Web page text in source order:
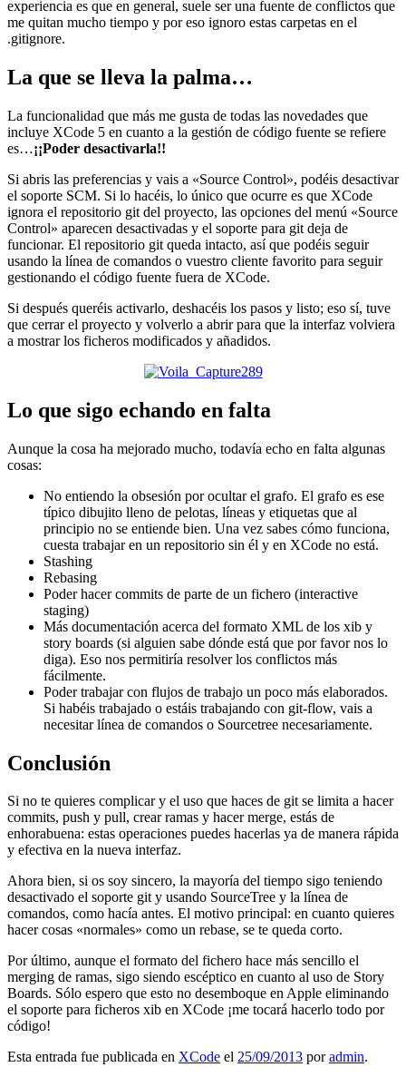
experiencia es que en general, suele ser una fuente de conflictos que
me quitan mucho tiempo y por eso ignoro estas carpetas en el
.gitignore.
La que se lleva la palma…
La funcionalidad que más me gusta de todas las novedades que
incluye XCode 5 en cuanto a la gestión de código fuente se refiere
es…¡¡Poder desactivarla!!
Si abris las preferencias y vais a «Source Control», podéis desactivar
el soporte SCM. Si lo hacéis, lo único que ocurre es que XCode
ignora el repositorio git del proyecto, las opciones del menú «Source
Control» aparecen desactivadas y el soporte para git deja de
funcionar. El repositorio git queda intacto, así que podéis seguir
usando la línea de comandos o vuestro cliente favorito para seguir
gestionando el código fuente fuera de XCode.
Si después queréis activarlo, deshacéis los pasos y listo; eso sí, tuve
que cerrar el proyecto y volverlo a abrir para que la interfaz volviera
a mostrar los ficheros modificados y añadidos.
Lo que sigo echando en falta
Aunque la cosa ha mejorado mucho, todavía echo en falta algunas
cosas:
No entiendo la obsesión por ocultar el grafo. El grafo es ese
típico dibujito lleno de pelotas, líneas y etiquetas que al
principio no se entiende bien. Una vez sabes cómo funciona,
cuesta trabajar en un repositorio sin él y en XCode no está.
Stashing
Rebasing
Poder hacer commits de parte de un fichero (interactive
staging)
Más documentación acerca del formato XML de los xib y
story boards (si alguien sabe dónde está que por favor nos lo
diga). Eso nos permitiría resolver los conflictos más
fácilmente.
Poder trabajar con flujos de trabajo un poco más elaborados.
Si habéis trabajado o estáis trabajando con git-flow, vais a
necesitar línea de comandos o Sourcetree necesariamente.
Conclusión
Si no te quieres complicar y el uso que haces de git se limita a hacer
commits, push y pull, crear ramas y hacer merge, estás de
enhorabuena: estas operaciones puedes hacerlas ya de manera rápida
y efectiva en la nueva interfaz.
Ahora bien, si os soy sincero, la mayoría del tiempo sigo teniendo
desactivado el soporte git y usando SourceTree y la línea de
comandos, como hacía antes. El motivo principal: en cuanto quieres
hacer cosas «normales» como un rebase, se te queda corto.
Por último, aunque el formato del fichero hace más sencillo el
merging de ramas, sigo siendo escéptico en cuanto al uso de Story
Boards. Sólo espero que esto no desemboque en Apple eliminando
el soporte para ficheros xib en XCode ¡me tocará hacerlo todo por
código!
Esta entrada fue publicada en XCode el 25/09/2013 poradmin.